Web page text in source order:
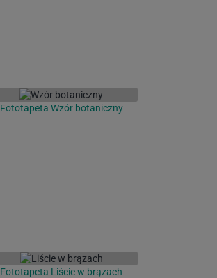
Fototapeta Wzór botaniczny
Fototapeta Liście w brązach